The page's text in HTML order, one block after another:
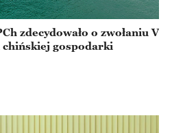
zdecydowało o zwołaniu V
chińskiej gospodarki